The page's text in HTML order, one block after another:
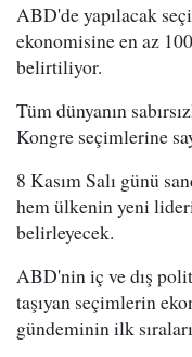
ABD'de yapılacak
ekonomisine en az
belirtiliyor.
Tüm dünyanın
Kongre seçimlerine
8 Kasım Salı günü
hem ülkenin yeni
belirleyecek.
ABD'nin iç ve dış
taşıyan seçimlerin
gündeminin ilk